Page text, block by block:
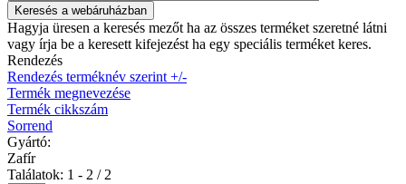
Hagyja üresen a keresés mezőt ha az összes terméket szeretné látni
vagy írja be a keresett kifejezést ha egy speciális terméket keres.
Rendezés
Rendezés terméknév szerint +/-
Termék megnevezése
Termék cikkszám
Sorrend
Gyártó:
Zafír
Találatok: 1 - 2 / 2